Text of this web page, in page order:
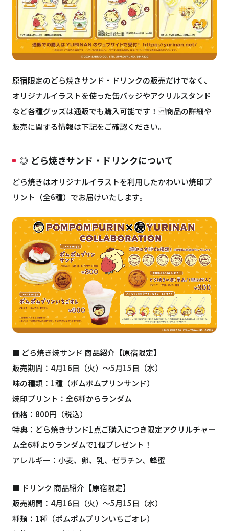
原宿限定のどら焼きサンド・ドリンクの販売だけでなく、
オリジナルイラストを使った缶バッジやアクリルスタンド
など各種グッズは通販でも購入可能です！ 商品の詳細や
販売に関する情報は下記をご確認ください。
◎ どら焼きサンド・ドリンクについて
どら焼きはオリジナルイラストを利用したかわいい焼印プ
リント（全6種）でお届けいたします。
■ どら焼き焼サンド 商品紹介【原宿限定】
販売期間：4月16日（火）〜5月15日（水）
味の種類：1種（ポムポムプリンサンド）
焼印プリント：全6種からランダム
価格：800円（税込）
特典：どら焼きサンド1点ご購入につき限定アクリルチャー
ム全6種よりランダムで1個プレゼント！
アレルギー：小麦、卵、乳、ゼラチン、蜂蜜
■ ドリンク 商品紹介【原宿限定】
販売期間：4月16日（火）〜5月15日（水）
種類：1種（ポムポムプリンいちごオレ）